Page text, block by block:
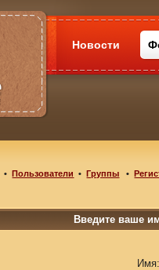
Новости
•Пользователи •Группы •
Введите ваше
Имя: